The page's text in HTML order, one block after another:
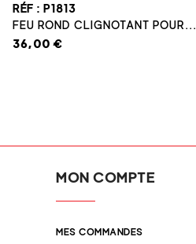
RÉF : P1813
FEU ROND CLIGNOTANT POUR...
36,00 €
MON COMPTE
MES COMMANDES